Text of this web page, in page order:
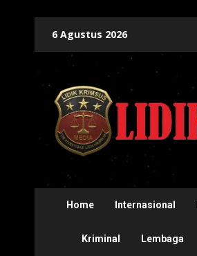
content
6 Agustus 2026
Home Internasional
Kriminal Lembaga